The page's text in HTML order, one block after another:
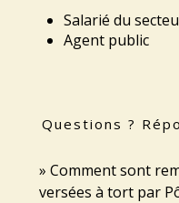
Salarié du
Agent public
Questions ?
Comment sont
versées à tort par